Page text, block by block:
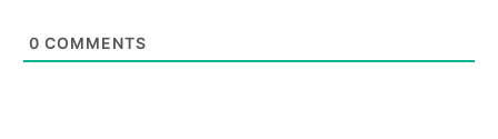
0 COMMENTS